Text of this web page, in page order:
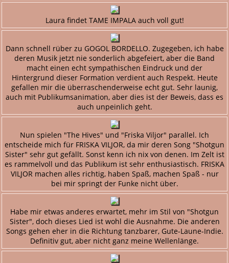
Laura findet TAME IMPALA auch voll gut!
Dann schnell rüber zu GOGOL BORDELLO. Zugegeben, ich habe
deren Musik jetzt nie sonderlich abgefeiert, aber die Band
macht einen echt sympathischen Eindruck und der
Hintergrund dieser Formation verdient auch Respekt. Heute
gefallen mir die überraschenderweise echt gut. Sehr launig,
auch mit Publikumsanimation, aber dies ist der Beweis, dass es
auch unpeinlich geht.
Nun spielen "The Hives" und "Friska Viljor" parallel. Ich
entscheide mich für FRISKA VILJOR, da mir deren Song "Shotgun
Sister" sehr gut gefällt. Sonst kenn ich nix von denen. Im Zelt ist
es rammelvoll und das Publikum ist sehr enthusiastisch. FRISKA
VILJOR machen alles richtig, haben Spaß, machen Spaß - nur
bei mir springt der Funke nicht über.
Habe mir etwas anderes erwartet, mehr im Stil von "Shotgun
Sister", doch dieses Lied ist wohl die Ausnahme. Die anderen
Songs gehen eher in die Richtung tanzbarer, Gute-Laune-Indie.
Definitiv gut, aber nicht ganz meine Wellenlänge.